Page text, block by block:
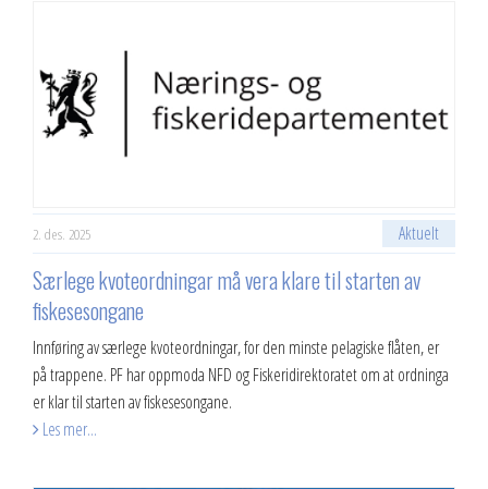
2. des. 2025 Aktuelt
Særlege kvoteordningar må vera klare til starten av
fiskesesongane
Innføring av særlege kvoteordningar, for den minste pelagiske flåten, er
på trappene. PF har oppmoda NFD og Fiskeridirektoratet om at ordninga
er klar til starten av fiskesesongane.
Les mer...